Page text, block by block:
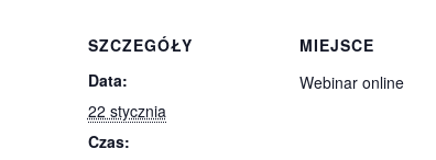
SZCZEGÓŁY
Data:
22 stycznia
Czas:
MIEJSCE
Webinar online